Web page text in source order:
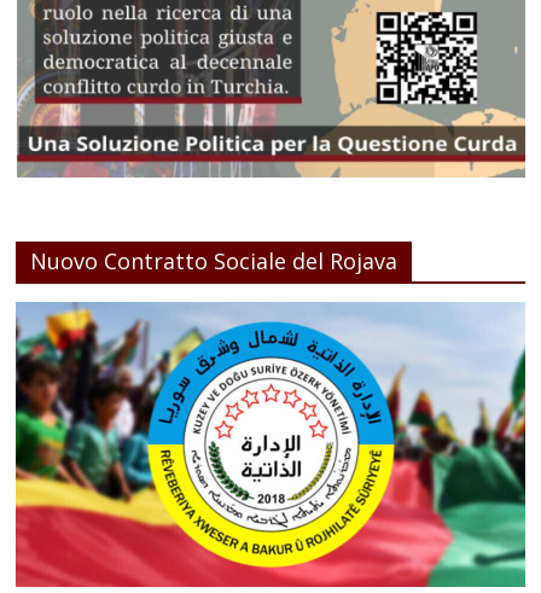
Nuovo Contratto Sociale del Rojava